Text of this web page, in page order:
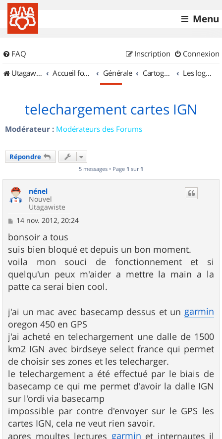
Menu
FAQ Connexion
Inscription
UtagawaVTT (Randos VTT et VTTAE avec traces GPS)
Accueil forum Générale Cartographie et GPS Les logiciels
telechargement cartes IGN
Modérateur : Modérateurs des Forums
Répondre
5 messages • Page 1 sur 1
nénel
Nouvel
Utagawiste
M
s
s
a
g
e
14 nov. 2012, 20:24
bonsoir a tous
suis bien bloqué et depuis un bon moment.
voila mon souci de fonctionnement et si
quelqu'un peux m'aider a mettre la main a la
patte ca serai bien cool.
j'ai un mac avec basecamp dessus et un garmin
oregon 450 en GPS
j'ai acheté en telechargement une dalle de 1500
km2 IGN avec birdseye select france qui permet
de choisir ses zones et les telecharger.
le telechargement a été effectué par le biais de
basecamp ce qui me permet d'avoir la dalle IGN
sur l'ordi via basecamp
impossible par contre d'envoyer sur le GPS les
cartes IGN, cela ne veut rien savoir.
apres moultes lectures garmin et internautes il